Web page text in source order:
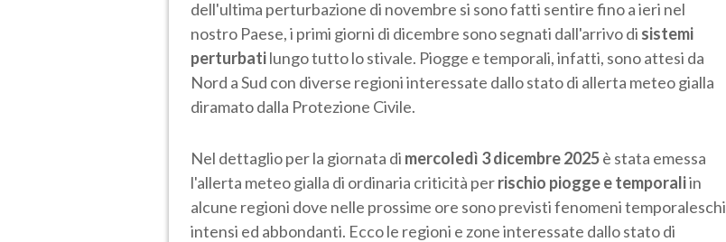
dell'ultima perturbazione di novembre si sono fatti sentire fino a ieri nel
nostro Paese, i primi giorni di dicembre sono segnati dall'arrivo di sistemi
perturbatilungo tutto lo stivale. Piogge e temporali, infatti, sono attesi da
Nord a Sud con diverse regioni interessate dallo stato di allerta meteo gialla
diramato dalla Protezione Civile.
Nel dettaglio per la giornata di mercoledì 3 dicembre 2025è stata emessa
l'allerta meteo gialla di ordinaria criticità perrischio piogge e temporaliin
alcune regioni dove nelle prossime ore sono previsti fenomeni temporaleschi
intensi ed abbondanti. Ecco le regioni e zone interessate dallo stato di